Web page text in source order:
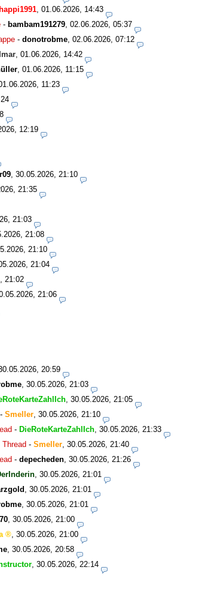
, 01.06.2026, 14:43
- bambam191279, 02.06.2026, 05:37
- donotrobme, 02.06.2026, 07:12
, 01.06.2026, 14:42
, 01.06.2026, 11:15
11:23
12:19
, 30.05.2026, 21:10
21:35
21:03
21:08
21:10
21:04
21:02
21:06
20:59
, 30.05.2026, 21:03
, 30.05.2026, 21:05
- Smeller, 30.05.2026, 21:10
- DieRoteKarteZahlIch, 30.05.2026, 21:33
- Smeller, 30.05.2026, 21:40
- depecheden, 30.05.2026, 21:26
, 30.05.2026, 21:01
, 30.05.2026, 21:01
, 30.05.2026, 21:01
, 30.05.2026, 21:00
, 30.05.2026, 21:00
, 30.05.2026, 20:58
, 30.05.2026, 22:14